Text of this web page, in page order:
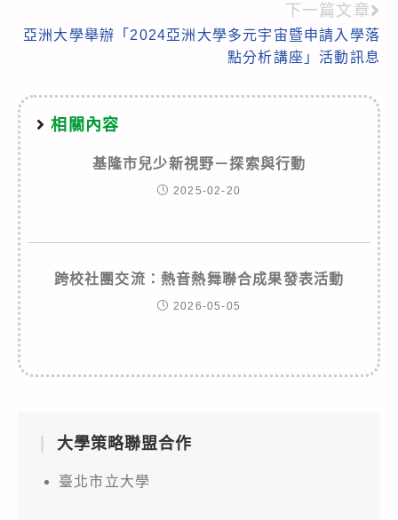
下一篇文章
亞洲大學舉辦「2024亞洲大學多元宇宙暨申請入學落
點分析講座」活動訊息
相關內容
基隆市兒少新視野－探索與行動
2025-02-20
跨校社團交流：熱音熱舞聯合成果發表活動
2026-05-05
大學策略聯盟合作
臺北市立大學